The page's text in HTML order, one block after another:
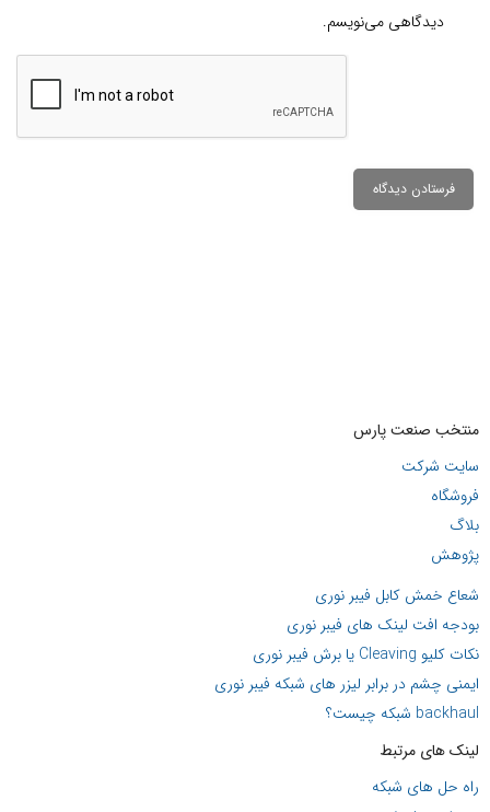
دیدگاهی می‌نویسم.
منتخب صنعت پارس
سایت شرکت
فروشگاه
بلاگ
پژوهش
شعاع خمش کابل فیبر نوری
بودجه افت لینک های فیبر نوری
نکات کلیو Cleaving یا برش فیبر نوری
ایمنی چشم در برابر لیزر های شبکه فیبر نوری
backhaul شبکه چیست؟
لینک های مرتبط
راه حل های شبکه